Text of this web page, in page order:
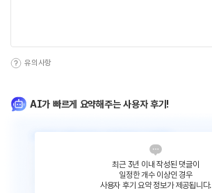
유의사항
AI가 빠르게 요약해주는 사용자 후기!
최근 3년 이내 작성된 댓글이
일정한 개수 이상인 경우
사용자 후기 요약 정보가 제공됩니다.